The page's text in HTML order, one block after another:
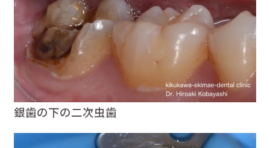
銀歯の下の二次虫歯